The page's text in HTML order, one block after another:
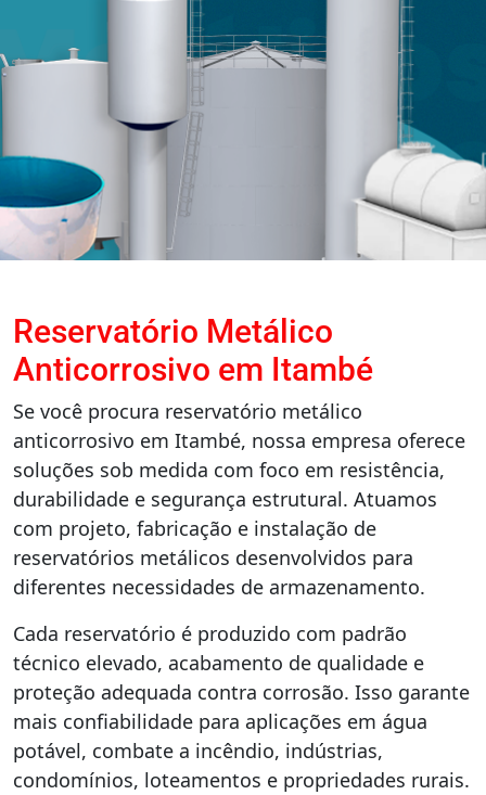
Reservatório Metálico
Anticorrosivo em Itambé
Se você procura reservatório metálico
anticorrosivo em Itambé, nossa empresa oferece
soluções sob medida com foco em resistência,
durabilidade e segurança estrutural. Atuamos
com projeto, fabricação e instalação de
reservatórios metálicos desenvolvidos para
diferentes necessidades de armazenamento.
Cada reservatório é produzido com padrão
técnico elevado, acabamento de qualidade e
proteção adequada contra corrosão. Isso garante
mais confiabilidade para aplicações em água
potável, combate a incêndio, indústrias,
condomínios, loteamentos e propriedades rurais.